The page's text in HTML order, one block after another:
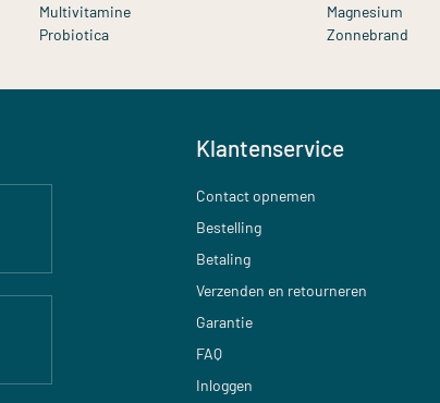
Multivitamine
Magnesium
Probiotica Zonnebrand
Klantenservice
Contact opnemen
Bestelling
Betaling
Verzenden en retourneren
Garantie
FAQ
Inloggen